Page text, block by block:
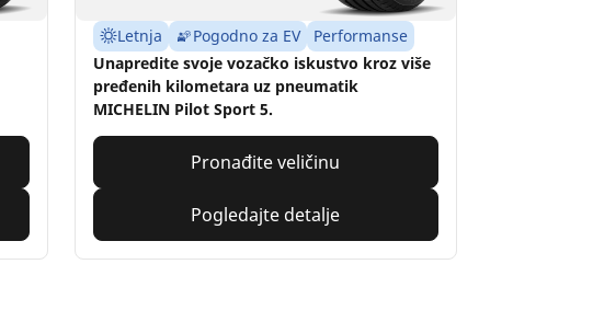
Letnja Pogodno za EV
Performanse
Unapredite svoje vozačko iskustvo kroz više
pređenih kilometara uz pneumatik
MICHELIN Pilot Sport 5.
Pronađite veličinu
Pogledajte detalje